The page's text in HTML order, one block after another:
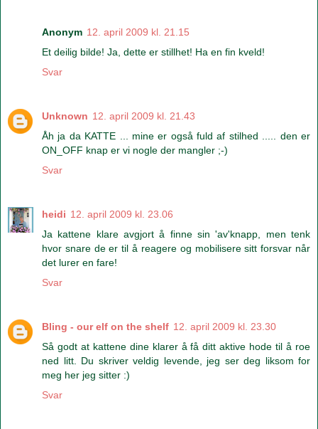
Anonym 12. april 2009 kl. 21.15
Et deilig bilde! Ja, dette er stillhet! Ha en fin kveld!
Svar
Unknown 12. april 2009 kl. 21.43
Åh ja da KATTE ... mine er også fuld af stilhed ..... den er
ON_OFF knap er vi nogle der mangler ;-)
Svar
heidi 12. april 2009 kl. 23.06
Ja kattene klare avgjort å finne sin 'av'knapp, men tenk
hvor snare de er til å reagere og mobilisere sitt forsvar når
det lurer en fare!
Svar
Bling - our elf on the shelf 12. april 2009 kl. 23.30
Så godt at kattene dine klarer å få ditt aktive hode til å roe
ned litt. Du skriver veldig levende, jeg ser deg liksom for
meg her jeg sitter :)
Svar